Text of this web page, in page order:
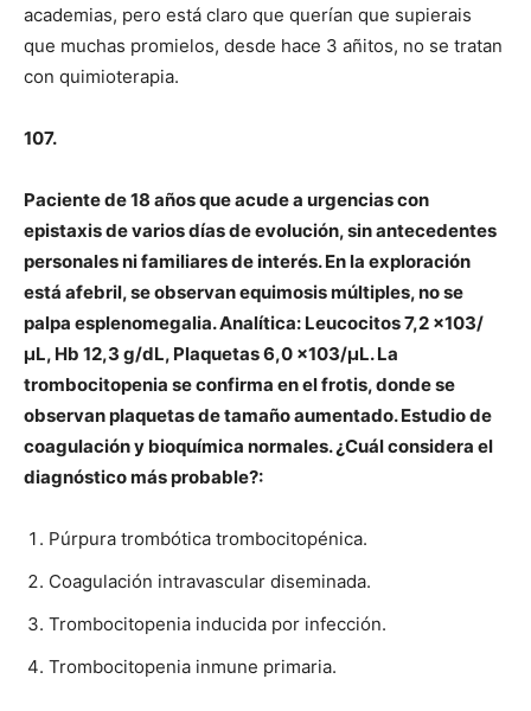
academias, pero está claro que querían que supierais
que muchas promielos, desde hace 3 añitos, no se tratan
con quimioterapia.
107.
Paciente de 18 años que acude a urgencias con
epistaxis de varios días de evolución, sin antecedentes
personales ni familiares de interés. En la exploración
está afebril, se observan equimosis múltiples, no se
palpa esplenomegalia. Analítica: Leucocitos 7,2 x103/
μL, Hb 12,3 g/dL, Plaquetas 6,0 x103/μL. La
trombocitopenia se confirma en el frotis, donde se
observan plaquetas de tamaño aumentado. Estudio de
coagulación y bioquímica normales. ¿Cuál considera el
diagnóstico más probable?:
Púrpura trombótica trombocitopénica.
Coagulación intravascular diseminada.
Trombocitopenia inducida por infección.
Trombocitopenia inmune primaria.